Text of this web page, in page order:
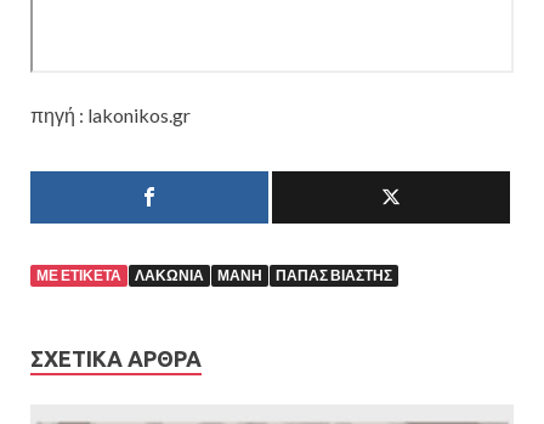
πηγή : lakonikos.gr
ΜΕ ΕΤΙΚΈΤΑ ΛΑΚΩΝΙΑ ΜΑΝΗ ΠΑΠΑΣ ΒΙΑΣΤΗΣ
ΣΧΕΤΙΚΆ ΆΡΘΡΑ